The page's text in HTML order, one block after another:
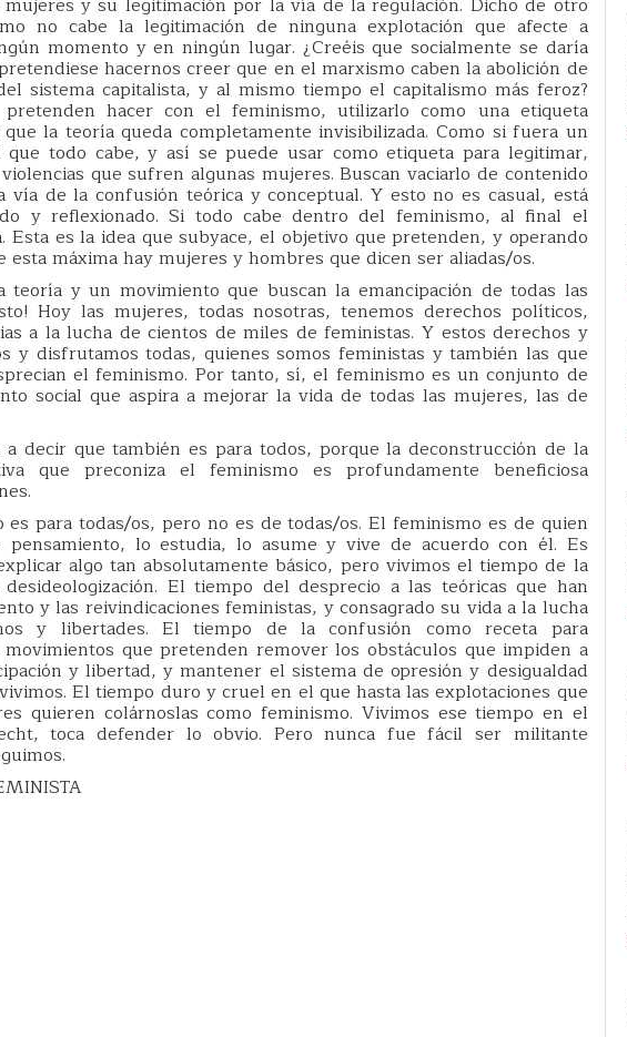
no cabe la legitimación de ninguna explotación que afecte a
momento y en ningún lugar. ¿Creéis que socialmente se daría
hacernos creer que en el marxismo caben la abolición de
sistema capitalista, y al mismo tiempo el capitalismo más feroz?
hacer con el feminismo, utilizarlo como una etiqueta
la teoría queda completamente invisibilizada. Como si fuera un
todo cabe, y así se puede usar como etiqueta para legitimar,
que sufren algunas mujeres. Buscan vaciarlo de contenido
vía de la confusión teórica y conceptual. Y esto no es casual, está
y reflexionado. Si todo cabe dentro del feminismo, al final el
Esta es la idea que subyace, el objetivo que pretenden, y operando
esta máxima hay mujeres y hombres que dicen ser aliadas/os.
teoría y un movimiento que buscan la emancipación de todas las
Hoy las mujeres, todas nosotras, tenemos derechos políticos,
a la lucha de cientos de miles de feministas. Y estos derechos y
y disfrutamos todas, quienes somos feministas y también las que
el feminismo. Por tanto, sí, el feminismo es un conjunto de
social que aspira a mejorar la vida de todas las mujeres, las de
decir que también es para todos, porque la deconstrucción de la
que preconiza el feminismo es profundamente beneficiosa
para todas/os, pero no es de todas/os. El feminismo es de quien
pensamiento, lo estudia, lo asume y vive de acuerdo con él. Es
algo tan absolutamente básico, pero vivimos el tiempo de la
El tiempo del desprecio a las teóricas que han
y las reivindicaciones feministas, y consagrado su vida a la lucha
y libertades. El tiempo de la confusión como receta para
que pretenden remover los obstáculos que impiden a
y libertad, y mantener el sistema de opresión y desigualdad
El tiempo duro y cruel en el que hasta las explotaciones que
quieren colárnoslas como feminismo. Vivimos ese tiempo en el
toca defender lo obvio. Pero nunca fue fácil ser militante